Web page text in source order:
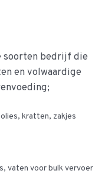
soorten bedrijf die
en volwaardige
kratten, zakjes
vaten voor bulk vervoer